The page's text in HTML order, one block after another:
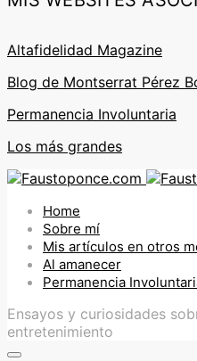
Altafidelidad Magazine
Blog de Montserrat Pérez
Permanencia Involuntaria
Los más grandes
Home
Sobre mí
Mis artículos en otros
Al amanecer
Permanencia
Ensayos y curiosidades
entretenimiento